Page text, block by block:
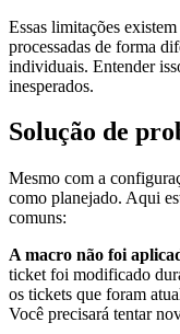
Essas limitações
processadas de forma
individuais. Entender
inesperados.
Solução de
Mesmo com a
como planejado. Aqui
comuns:
A macro não foi
ticket foi modificado
os tickets que foram
Você precisará tentar